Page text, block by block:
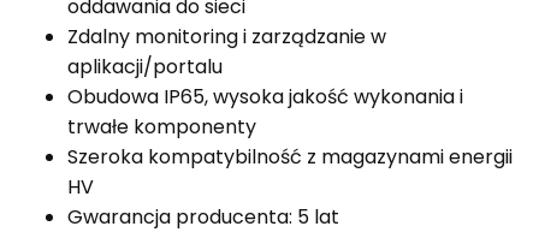
oddawania do sieci
Zdalny monitoring i zarządzanie w
aplikacji/portalu
Obudowa IP65, wysoka jakość wykonania i
trwałe komponenty
Szeroka kompatybilność z magazynami energii
HV
Gwarancja producenta: 5 lat